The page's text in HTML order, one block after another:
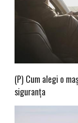
(P) Cum alegi o
siguranța